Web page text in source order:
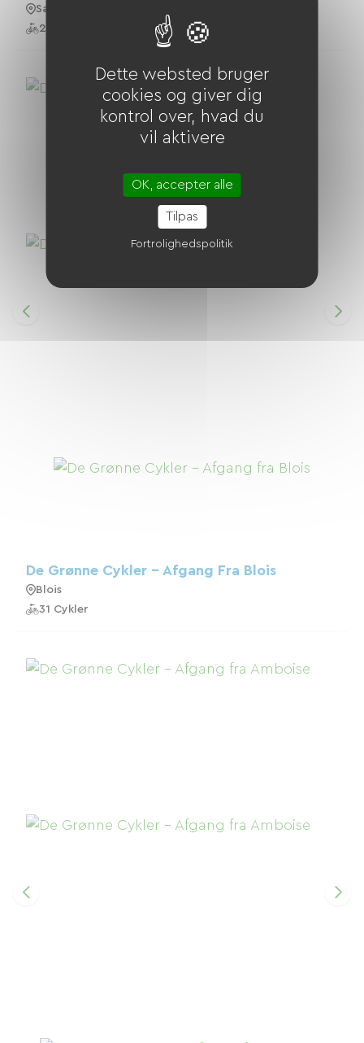
Saint-Laurent-Nouan
2 Cykler
De Grønne Cykler - Afgang Fra Blois
Blois
31 Cykler
Dette websted bruger
cookies og giver dig
kontrol over, hvad du
vil aktivere
OK, accepter alle
Tilpas
Fortrolighedspolitik